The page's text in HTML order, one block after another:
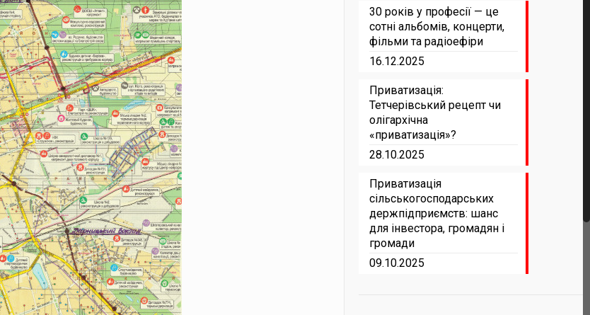
30 років у професії — це
сотні альбомів, концерти,
фільми та радіоефіри
16.12.2025
Приватизація:
Тетчерівський рецепт чи
олігархічна
«приватизація»?
28.10.2025
Приватизація
сільськогосподарських
держпідприємств: шанс
для інвестора, громадян і
громади
09.10.2025